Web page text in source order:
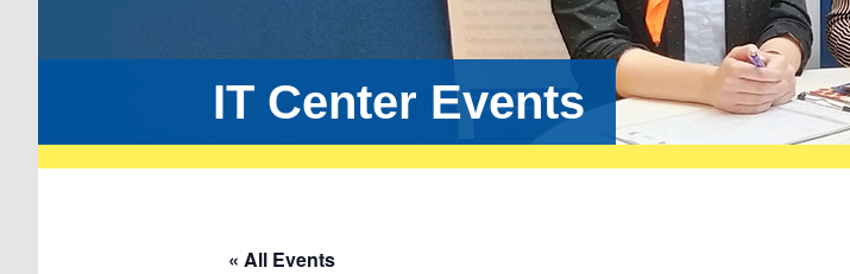
IT Center Events
« All Events